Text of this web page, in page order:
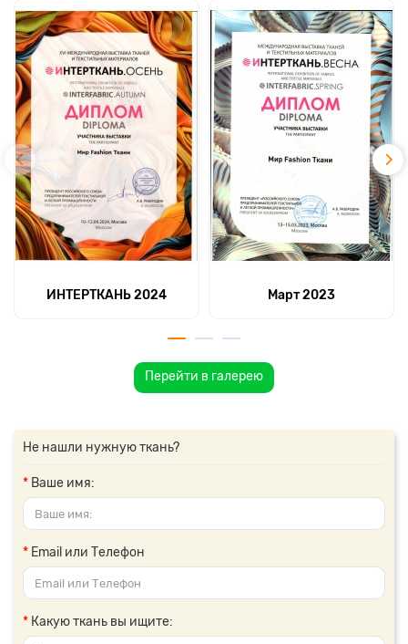
ИНТЕРТКАНЬ 2024 Март 2023
Перейти в галерею
Не нашли нужную ткань?
Ваше имя:
Email или Телефон
Какую ткань вы ищите: